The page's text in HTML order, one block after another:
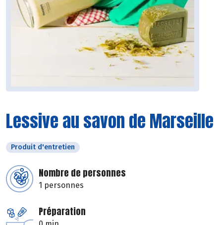
Lessive au savon de Marseille
Produit d'entretien
Nombre de personnes
1 personnes
Préparation